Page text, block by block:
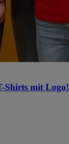
Shirts mit Logo!